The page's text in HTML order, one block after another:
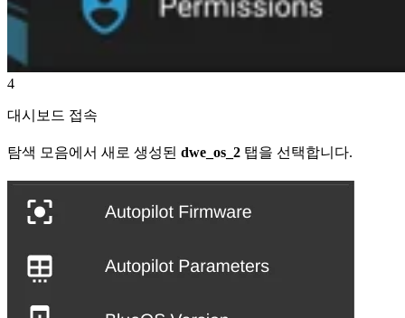
4
대시보드 접속
탐색 모음에서 새로 생성된 dwe_os_2 탭을 선택합니다.